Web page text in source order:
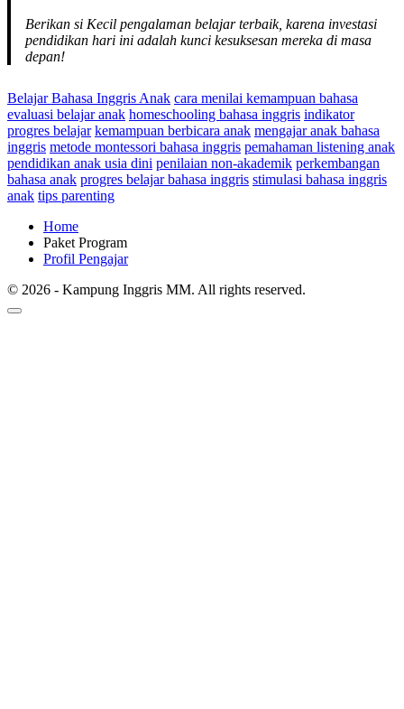
Berikan si Kecil pengalaman belajar terbaik, karena investasi
pendidikan hari ini adalah kunci kesuksesan mereka di masa
depan!
Belajar Bahasa Inggris Anak cara menilai kemampuan bahasa
evaluasi belajar anak homeschooling bahasa inggris indikator
progres belajar kemampuan berbicara anak mengajar anak bahasa
inggris metode montessori bahasa inggris pemahaman listening anak
pendidikan anak usia dini penilaian non-akademik perkembangan
bahasa anak progres belajar bahasa inggris stimulasi bahasa inggris
anak tips parenting
Home
Paket Program
Profil Pengajar
© 2026 - Kampung Inggris MM. All rights reserved.